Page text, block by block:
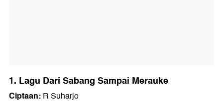
1. Lagu Dari Sabang Sampai Merauke
Ciptaan:R Suharjo